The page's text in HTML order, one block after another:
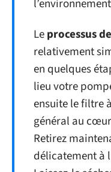
Leprocessus
relativement
en quelques
lieu votre
ensuite le filtre
général au
Retirez
délicatement à